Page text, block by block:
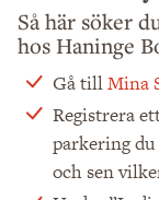
Så här söker
hos Haninge
Gå tillMina
Registrera
parkering
och sen